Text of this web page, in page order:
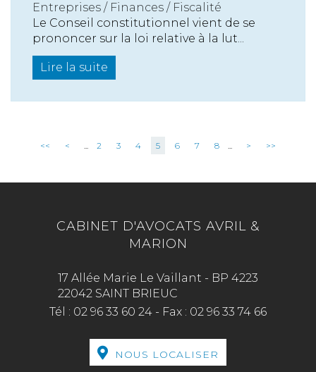
Entreprises / Finances / Fiscalité
Le Conseil constitutionnel vient de se
prononcer sur la loi relative à la lut...
Lire la suite
<< < ... 2 3 4 5 6 7 8 ... > >>
CABINET D'AVOCATS AVRIL &
MARION
17 Allée Marie Le Vaillant - BP 4223
22042 SAINT BRIEUC
Tél : 02 96 33 60 24 - Fax : 02 96 33 74 66
NOUS LOCALISER